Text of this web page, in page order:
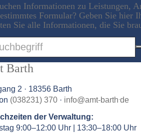
Informationen zu Leistungen,
Formular? Geben Sie hier
Sie alle Informationen, die Sie
Barth
2 · 18356 Barth
(038231) 370 · info@amt-barth.de
der Verwaltung:
9:00–12:00 Uhr | 13:30–18:00 Uhr